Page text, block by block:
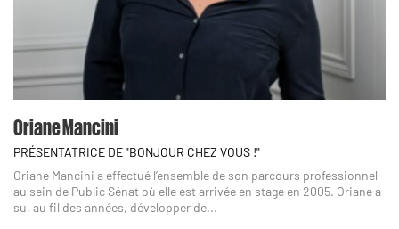
Oriane Mancini
PRÉSENTATRICE DE "BONJOUR CHEZ VOUS !"
Oriane Mancini a effectué l’ensemble de son parcours professionnel
au sein de Public Sénat où elle est arrivée en stage en 2005. Oriane a
su, au fil des années, développer de...